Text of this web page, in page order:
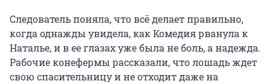
Следователь поняла, что всё делает правильно,
когда однажды увидела, как Комедия рванула к
Наталье, и в ее глазах уже была не боль, а надежда.
Рабочие конефермы рассказали, что лошадь ждет
свою спасительницу и не отходит даже на